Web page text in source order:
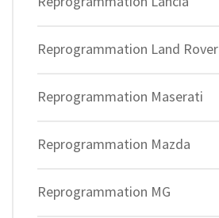
Reprogrammation Land Rover
Reprogrammation Maserati
Reprogrammation Mazda
Reprogrammation MG